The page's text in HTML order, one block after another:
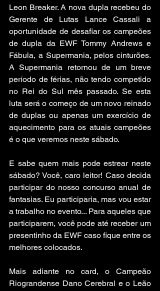
Leon Breaker. A nova dupla recebeu do
Gerente de Lutas Lance Cassali a
oportunidade de desafiar os campeões
de dupla da EWF Tommy Andrews e
Fábula, a Supermania, pelos cinturões.
A Supermania retornou de um breve
período de férias, não tendo competido
no Rei do Sul mês passado. Se esta
luta será o começo de um novo reinado
de duplas ou apenas um exercício de
aquecimento para os atuais campeões
é o que veremos neste sábado.
E sabe quem mais pode estrear neste
sábado? Você, caro leitor! Caso decida
participar do nosso concurso anual de
fantasias. Eu participaria, mas vou estar
a trabalho no evento... Para aqueles que
participarem, você pode até receber um
presentinho da EWF caso fique entre os
melhores colocados.
Mais adiante no card, o Campeão
Riograndense Dano Cerebral e o Leão